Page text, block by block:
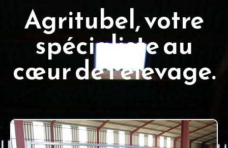
Agritubel, votre
spécialiste au
cœur de l’élevage.